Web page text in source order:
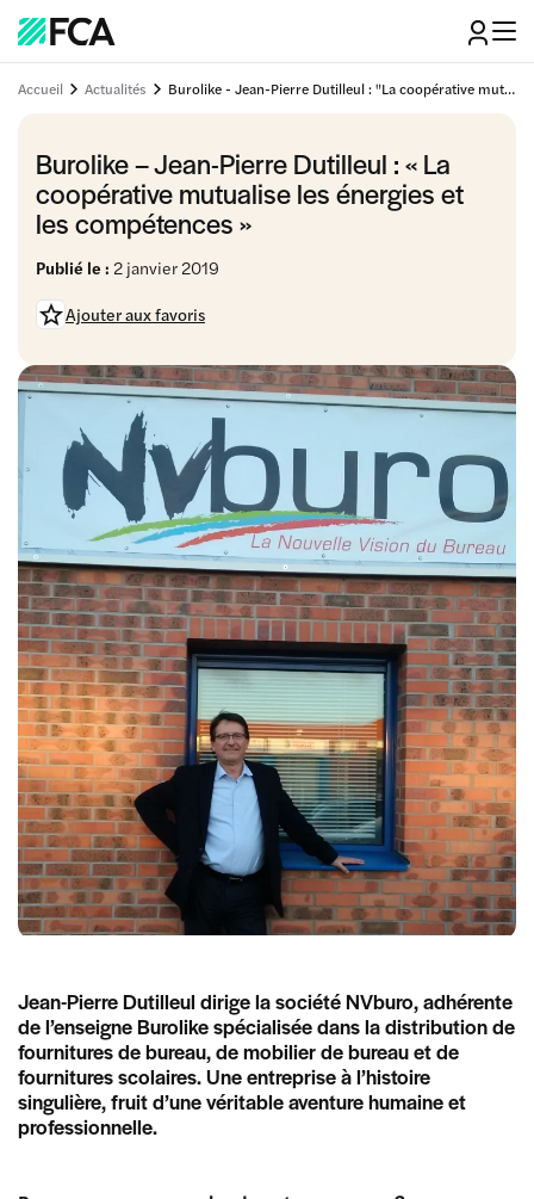
Accueil Actualités Burolike - Jean-Pierre Dutilleul : "La coopérative mutualise les énergies et les compétences"
Burolike – Jean-Pierre Dutilleul : « La
coopérative mutualise les énergies et
les compétences »
Publié le : 2 janvier 2019
Ajouter aux favoris
Jean-Pierre Dutilleul dirige la société NVburo, adhérente
de l’enseigne Burolike spécialisée dans la distribution de
fournitures de bureau, de mobilier de bureau et de
fournitures scolaires. Une entreprise à l’histoire
singulière, fruit d’une véritable aventure humaine et
professionnelle.